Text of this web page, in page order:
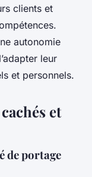
clients et
autonomie
leur
et personnels.
et
de portage